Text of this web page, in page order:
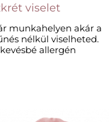
viselet​
munkahelyen akár a
nélkül viselheted.
allergén